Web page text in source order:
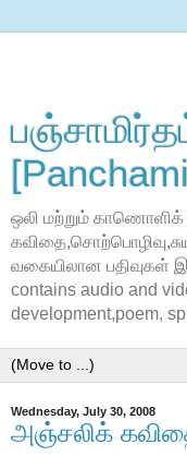
ஒலி மற்றும்
வகையிலான பதிவுகள்
contains audio and
development,poem,
Wednesday, July 30, 2008
அஞ்சலிக்